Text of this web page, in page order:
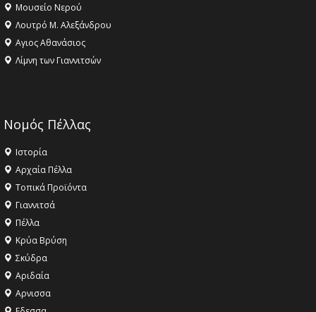
Μουσείο Νερού
Λουτρό Μ. Αλεξάνδρου
Αγιος Αθανάσιος
Λίμνη των Γιαννιτσών
Νομός Πέλλας
Ιστορία
Αρχαία Πέλλα
Τοπικά Προϊόντα
Γιαννιτσά
Πέλλα
Κρύα Βρύση
Σκύδρα
Αριδαία
Aρνισσα